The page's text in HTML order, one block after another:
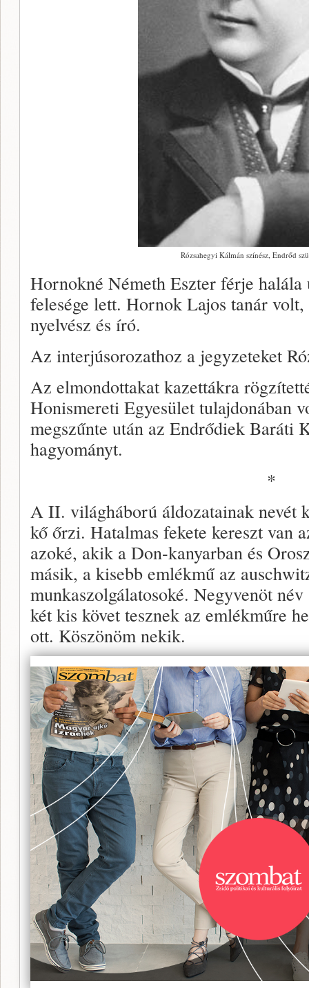
Rózsahegyi Kálmán színész, Endrőd
Hornokné Németh Eszter férje
felesége lett. Hornok Lajos tanár
nyelvész és író.
Az interjúsorozathoz a jegyzeteket
Az elmondottakat kazettákra
Honismereti Egyesület tulajdonában
megszűnte után az Endrődiek Baráti
hagyományt.
*
A II. világháború áldozatainak nevét
kő őrzi. Hatalmas fekete kereszt van
azoké, akik a Don-kanyarban és
másik, a kisebb emlékmű az
munkaszolgálatosoké. Negyvenöt
két kis követ tesznek az emlékműre
ott. Köszönöm nekik.